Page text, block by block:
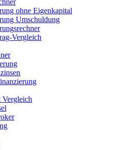
ohne Eigenkapital
Umschuldung
Vergleich
Vergleich